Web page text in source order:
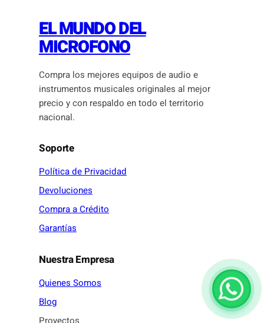
EL MUNDO DEL
MICROFONO
Compra los mejores equipos de audio e
instrumentos musicales originales al mejor
precio y con respaldo en todo el territorio
nacional.
Soporte
Política de Privacidad
Devoluciones
Compra a Crédito
Garantías
Nuestra Empresa
Quienes Somos
Blog